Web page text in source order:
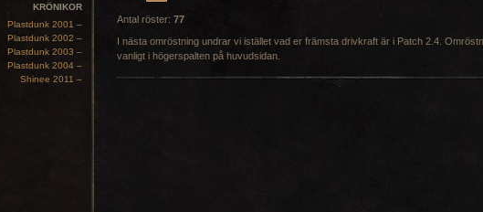
KRÖNIKOR
Plastdunk 2001 –
Plastdunk 2002 –
Plastdunk 2003 –
Plastdunk 2004 –
Shinee 2011 –
Antal röster: 77
I nästa omröstning undrar vi istället vad er främsta drivkraft är i Patch 2.4.
vanligt i högerspalten på huvudsidan.